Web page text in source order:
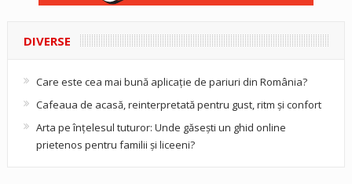
DIVERSE
Care este cea mai bună aplicație de pariuri din România?
Cafeaua de acasă, reinterpretată pentru gust, ritm și confort
Arta pe înțelesul tuturor: Unde găsești un ghid online
prietenos pentru familii și liceeni?